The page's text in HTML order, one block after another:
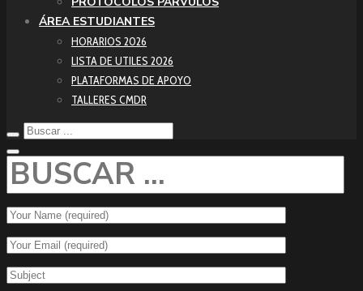
ÁREA ESTUDIANTES
HORARIOS 2026
LISTA DE UTILES 2026
PLATAFORMAS DE APOYO
TALLERES CMDR